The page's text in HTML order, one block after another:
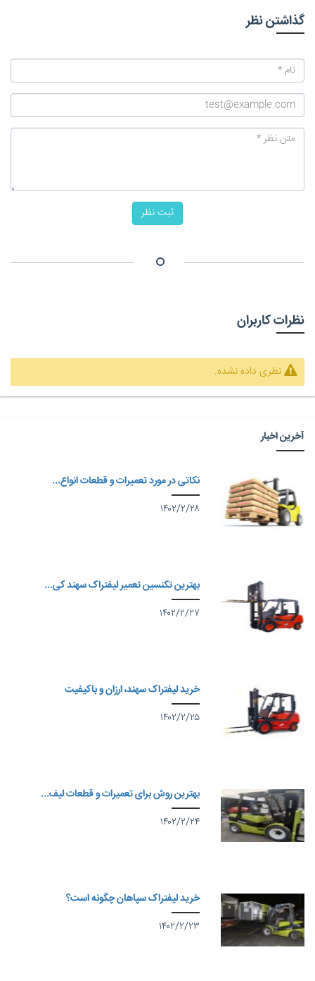
گذاشتن نظر
ثبت نظر
نظرات کاربران
نظری داده نشده.
آخرین اخبار
نکاتی در مورد تعمیرات و قطعات انواع...
۱۴۰۲/۲/۲۸
بهترین تکنسین تعمیر لیفتراک سهند کی...
۱۴۰۲/۲/۲۷
خرید لیفتراک سهند، ارزان و باکیفیت
۱۴۰۲/۲/۲۵
بهترین روش برای تعمیرات و قطعات لیف...
۱۴۰۲/۲/۲۴
خرید لیفتراک سپاهان چگونه است؟
۱۴۰۲/۲/۲۳